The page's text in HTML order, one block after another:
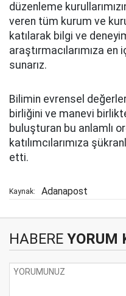
düzenleme
veren tüm kurum ve
katılarak bilgi ve
araştırmacılarımıza
sunarız.
Bilimin evrensel
birliğini ve manevi
buluşturan bu anlamlı
katılımcılarımıza
etti.
Kaynak: Adanapost
HABERE YORUM